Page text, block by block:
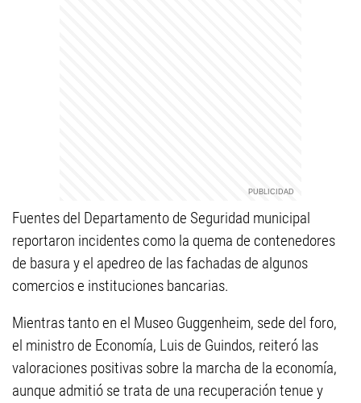
Fuentes del Departamento de Seguridad municipal
reportaron incidentes como la quema de contenedores
de basura y el apedreo de las fachadas de algunos
comercios e instituciones bancarias.
Mientras tanto en el Museo Guggenheim, sede del foro,
el ministro de Economía, Luis de Guindos, reiteró las
valoraciones positivas sobre la marcha de la economía,
aunque admitió se trata de una recuperación tenue y